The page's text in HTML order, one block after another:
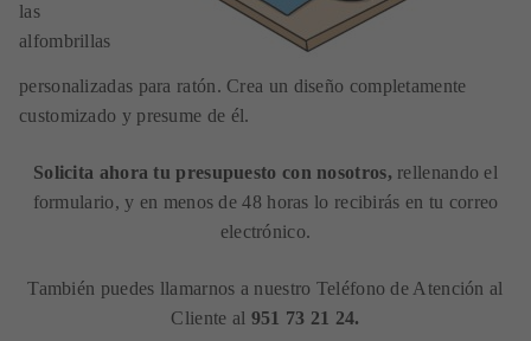
las
alfombrillas
personalizadas para ratón. Crea un diseño completamente
customizado y presume de él.
Solicita ahora tu presupuesto con nosotros, rellenando el
formulario, y en menos de 48 horas lo recibirás en tu correo
electrónico.
También puedes llamarnos a nuestro Teléfono de Atención al
Cliente al 951 73 21 24.